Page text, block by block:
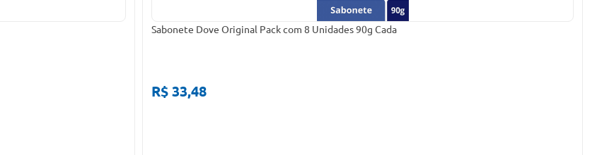
Sabonete Dove Original Pack com 8 Unidades 90g Cada
R$ 33,48